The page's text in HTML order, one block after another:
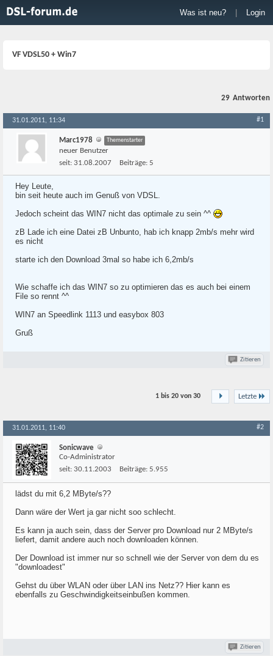
Was ist neu? Login
VF VDSL50 + Win7
29 Antworten
31.01.2011, 11:34 #1
Marc1978 Themenstarter
neuer Benutzer
seit: 31.08.2007 Beiträge: 5
Hey Leute,
bin seit heute auch im Genuß von VDSL.
Jedoch scheint das WIN7 nicht das optimale zu sein ^^
zB Lade ich eine Datei zB Unbunto, hab ich knapp 2mb/s mehr wird
es nicht
starte ich den Download 3mal so habe ich 6,2mb/s
Wie schaffe ich das WIN7 so zu optimieren das es auch bei einem
File so rennt ^^
WIN7 an Speedlink 1113 und easybox 803
Gruß
Zitieren
Letzte
1 bis 20 von 30
31.01.2011, 11:40 #2
Sonicwave
Co-Administrator
seit: 30.11.2003 Beiträge: 5.955
lädst du mit 6,2 MByte/s??
Dann wäre der Wert ja gar nicht soo schlecht.
Es kann ja auch sein, dass der Server pro Download nur 2 MByte/s
liefert, damit andere auch noch downloaden können.
Der Download ist immer nur so schnell wie der Server von dem du es
"downloadest"
Gehst du über WLAN oder über LAN ins Netz?? Hier kann es
ebenfalls zu Geschwindigkeitseinbußen kommen.
Zitieren